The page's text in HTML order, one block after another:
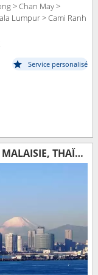
> Chan May >
Lumpur > Cami Ranh
Service personalisé
JAPON, TAÏWAN, CHINE, VIETNAM, MALAISIE, THAÏLANDE, SINGAPOUR